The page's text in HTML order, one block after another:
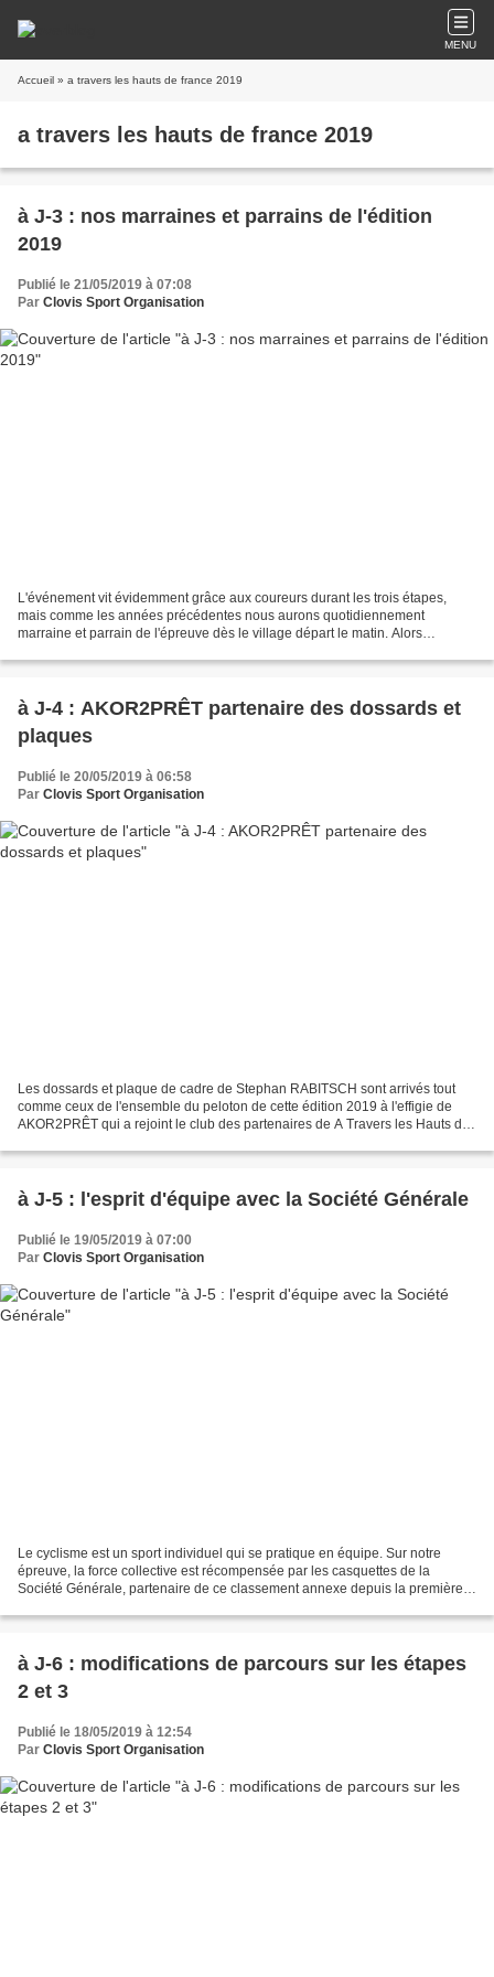
MENU
Accueil » a travers les hauts de france 2019
a travers les hauts de france 2019
à J-3 : nos marraines et parrains de l'édition
2019
Publié le 21/05/2019 à 07:08
Par Clovis Sport Organisation
L'événement vit évidemment grâce aux coureurs durant les trois étapes,
mais comme les années précédentes nous aurons quotidiennement
marraine et parrain de l'épreuve dès le village départ le matin. Alors
à J-4 : AKOR2PRÊT partenaire des dossards et
plaques
Publié le 20/05/2019 à 06:58
Par Clovis Sport Organisation
Les dossards et plaque de cadre de Stephan RABITSCH sont arrivés tout
comme ceux de l'ensemble du peloton de cette édition 2019 à l'effigie de
AKOR2PRÊT qui a rejoint le club des partenaires de A Travers les Hauts de
à J-5 : l'esprit d'équipe avec la Société Générale
Publié le 19/05/2019 à 07:00
Par Clovis Sport Organisation
Le cyclisme est un sport individuel qui se pratique en équipe. Sur notre
épreuve, la force collective est récompensée par les casquettes de la
Société Générale, partenaire de ce classement annexe depuis la première
à J-6 : modifications de parcours sur les étapes
2 et 3
Publié le 18/05/2019 à 12:54
Par Clovis Sport Organisation